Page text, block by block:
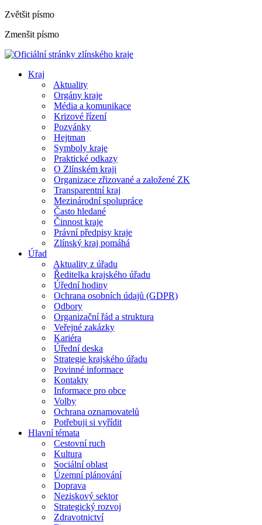
Zvětšit písmo
Zmenšit písmo
Kraj
Aktuality
Orgány kraje
Média a komunikace
Krizové řízení
Pozvánky
Hejtman
Symboly kraje
Praktické odkazy
O Zlínském kraji
Organizace zřizované a založené ZK
Transparentní kraj
Mezinárodní spolupráce
Často hledané
Činnost kraje
Právní předpisy kraje
Zlínský kraj pomáhá
Úřad
Aktuality z úřadu
Ředitelka krajského úřadu
Úřední hodiny
Ochrana osobních údajů (GDPR)
Odbory
Organizační řád a struktura
Veřejné zakázky
Kariéra
Úřední deska
Strategie krajského úřadu
Povinné informace
Kontakty
Informace pro obce
Volby
Ochrana oznamovatelů
Potřebuji si vyřídit
Hlavní témata
Cestovní ruch
Kultura
Sociální oblast
Územní plánování
Doprava
Neziskový sektor
Strategický rozvoj
Zdravotnictví